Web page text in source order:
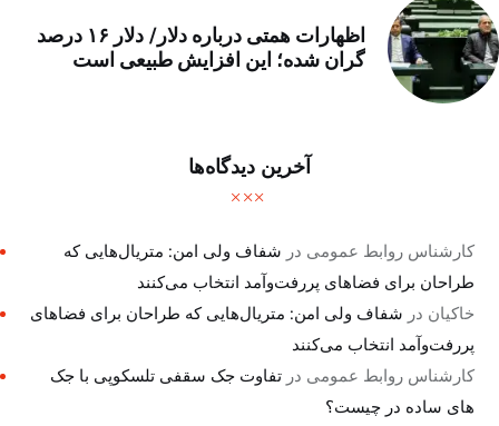
اظهارات همتی درباره دلار/ دلار ۱۶ درصد
گران شده؛ این افزایش طبیعی است
آخرین دیدگاه‌ها
کارشناس روابط عمومی در شفاف ولی امن: متریال‌هایی که
طراحان برای فضاهای پررفت‌وآمد انتخاب می‌کنند
خاکیان در شفاف ولی امن: متریال‌هایی که طراحان برای فضاهای
پررفت‌وآمد انتخاب می‌کنند
کارشناس روابط عمومی درتفاوت جک سقفی تلسکوپی با جک
های ساده در چیست؟